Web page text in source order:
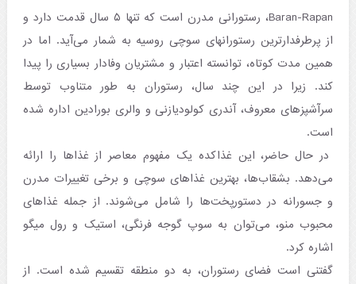
Baran-Rapan، رستورانی مدرن است که تنها ۵ سال قدمت دارد و
از پرطرفدارترین رستورانهای سوچی روسیه به شمار می‌آید. اما در
همین مدت کوتاه، توانسته اعتبار و مشتریان وفادار بسیاری را پیدا
کند. زیرا در این چند سال، رستوران به طور متناوب توسط
سرآشپزهای معروف، آندری کولودیازنی و والری بورادین اداره شده
است.
در حال حاضر، این غذاکده یک مفهوم معاصر از غذاها را ارائه
می‌دهد. بشقاب‌ها، بهترین غذاهای سوچی و برخی تغییرات مدرن
و جسورانه در دستورپخت‌ها را شامل می‌شوند. از جمله غذاهای
محبوب منو، می‌توان به سوپ گوجه فرنگی، استیک و رول میگو
اشاره کرد.
گفتنی است فضای رستوران، به دو منطقه تقسیم شده است. از